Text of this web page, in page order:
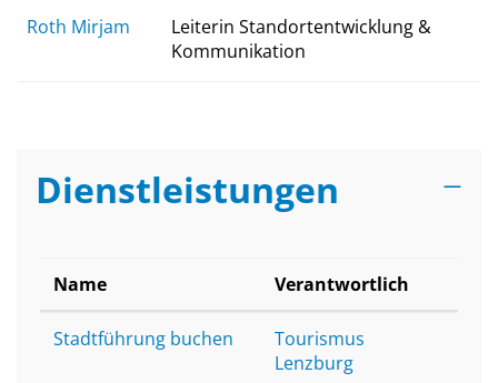
Roth Mirjam
Leiterin Standortentwicklung &
Kommunikation
Dienstleistungen
Name Verantwortlich
Stadtführung buchen
Tourismus
Lenzburg